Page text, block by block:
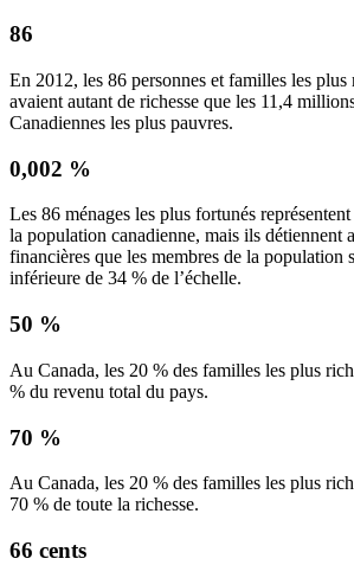
86
En 2012, les 86 personnes et familles les plus
avaient autant de richesse que les 11,4
Canadiennes les plus pauvres.
0,002 %
Les 86 ménages les plus fortunés
la population canadienne, mais ils détiennent
financières que les membres de la population
inférieure de 34 % de l’échelle.
50 %
Au Canada, les 20 % des familles les plus
% du revenu total du pays.
70 %
Au Canada, les 20 % des familles les plus
70 % de toute la richesse.
66 cents